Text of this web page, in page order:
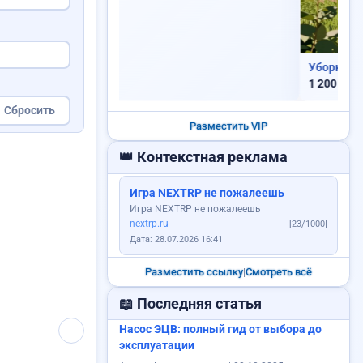
Требуется менеджер
Сбросить
VIP
Разместить VIP
👑 Контекстная реклама
Игра NEXTRP не пожалеешь
Игра NEXTRP не пожалеешь
nextrp.ru
[23/1000]
Дата: 28.07.2026 16:41
Разместить ссылку|Смотреть всё
📖 Последняя статья
Насос ЭЦВ: полный гид от выбора до
эксплуатации